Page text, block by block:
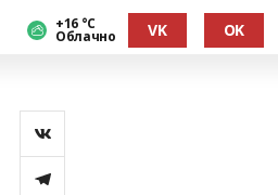
+16 °С
Облачно VK OK